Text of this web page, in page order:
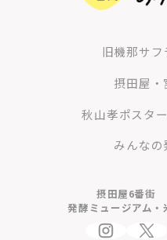
旧機那サ
摂田屋・
秋山孝ポスタ
みんなの
摂田屋6番街
発酵ミュージアム・